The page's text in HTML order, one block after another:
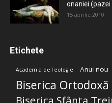
onaniei (pazei
15 aprilie 2010
Etichete
Academia de Teologie Anul nou
Biserica Ortodoxă
Biserica Sfânta